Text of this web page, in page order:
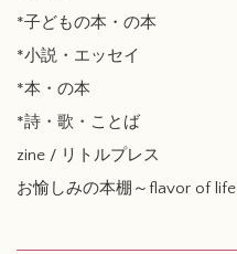
*子どもの本・の本
*小説・エッセイ
*本・の本
*詩・歌・ことば
zine / リトルプレス
お愉しみの本棚～flavor of life